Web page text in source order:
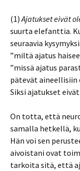
(1)Ajatukset eivät
suurta elefanttia.
seuraavia
”miltä ajatus
”missä ajatus
pätevät
Siksi ajatukset
On totta, että
samalla hetkellä,
Hän voi sen
aivoistani ovat
tarkoita sitä, että